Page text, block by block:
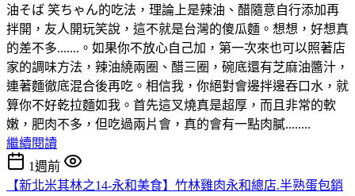
油そば 笑ちゃん的吃法，理論上是辣油、醋隨意自行添加再
拌開，友人開玩笑說，這不就是台灣的傻瓜麵。想想，好想真
的差不多.......。如果你不放心自己加，第一次來也可以照著店
家的調味方法，辣油繞兩圈、醋三圈，碗底還有芝麻油醬汁，
連著麵徹底混合後再吃。相信我，你絕對會邊拌邊吞口水，就
算你不好乾拉麵如我。首先這叉燒真是超厚，而且非常的軟
嫩，肥肉不多，但吃過兩片會，真的會有一點肉膩........
繼續閱讀
1週前
【新北米其林之14-永和美食】竹林雞肉永和總店.半熟蛋包銷